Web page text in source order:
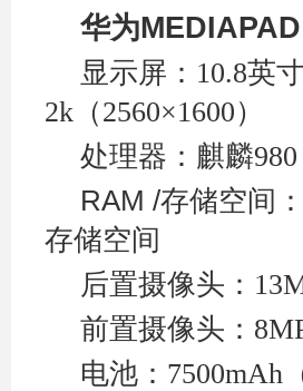
华为
显示屏：10.8英
2k （2560×1600）
处理器：麒麟980
RAM /存储空间
存储空间
后置摄像头：
前置摄像头：
电池：7500mAh